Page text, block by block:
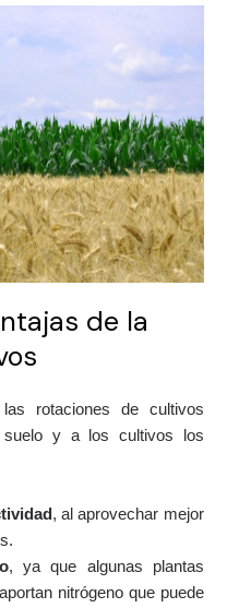
de la
rotaciones de cultivos
suelo y a los cultivos los
, al aprovechar mejor
, ya que algunas plantas
nitrógeno que puede